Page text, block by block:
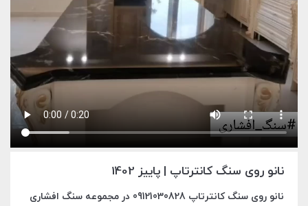
نانو روی سنگ کانترتاپ | پاییز 1402
نانو روی سنگ کانترتاپ 09121030828 در مجموعه سنگ افشاری